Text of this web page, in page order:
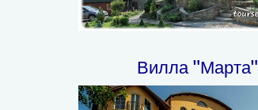
Вилла "Марта"